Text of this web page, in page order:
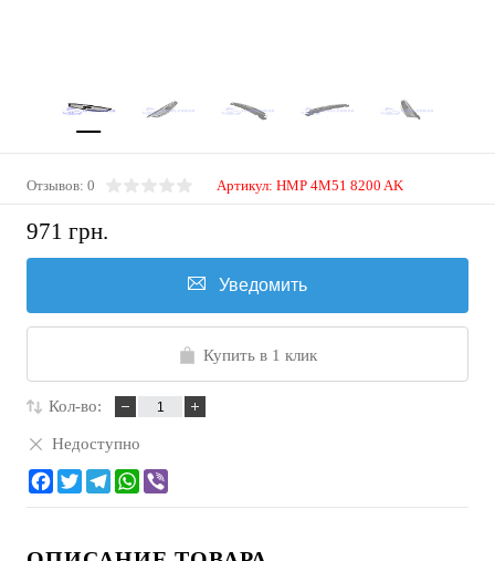
Отзывов: 0 Артикул: HMP 4M51 8200 AK
971 грн.
Уведомить
Купить в 1 клик
Кол-во:
Недоступно